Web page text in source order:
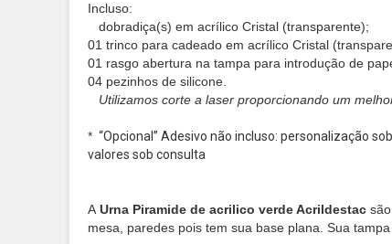
Incluso:
dobradiça(s) em acrílico Cristal (transparente);
01 trinco para cadeado em acrílico Cristal
01 rasgo abertura na tampa para introdução de
04 pezinhos de silicone.
Utilizamos corte a laser proporcionando um
* “Opcional” Adesivo não incluso: personalização
valores sob consulta
A Urna Piramide de acrilico verde Acrildestac
mesa, paredes pois tem sua base plana. Sua